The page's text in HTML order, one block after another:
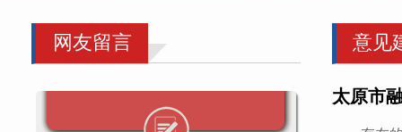
网友留言 意见
太原市